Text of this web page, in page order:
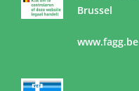
Brussel
www.fagg.be